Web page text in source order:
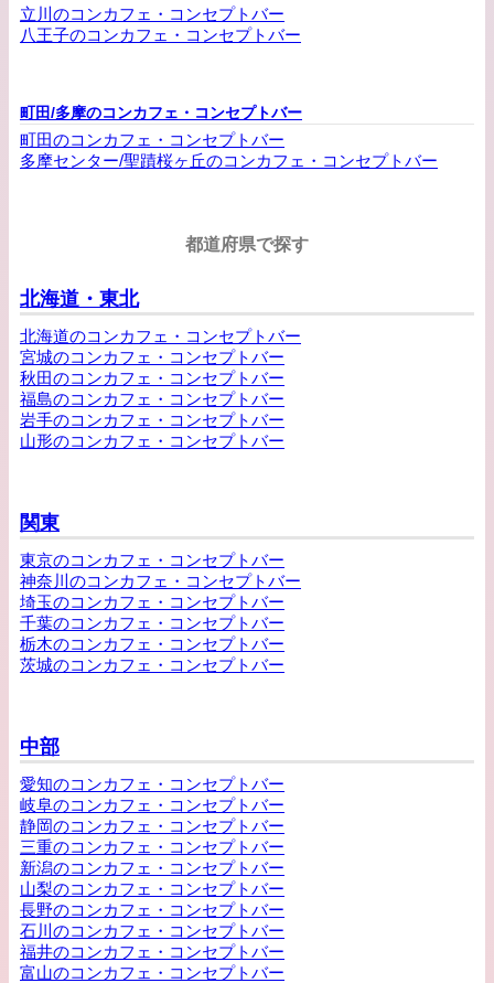
立川のコンカフェ・コンセプトバー
八王子のコンカフェ・コンセプトバー
町田/多摩のコンカフェ・コンセプトバー
町田のコンカフェ・コンセプトバー
多摩センター/聖蹟桜ヶ丘のコンカフェ・コンセプトバー
都道府県で探す
北海道・東北
北海道のコンカフェ・コンセプトバー
宮城のコンカフェ・コンセプトバー
秋田のコンカフェ・コンセプトバー
福島のコンカフェ・コンセプトバー
岩手のコンカフェ・コンセプトバー
山形のコンカフェ・コンセプトバー
関東
東京のコンカフェ・コンセプトバー
神奈川のコンカフェ・コンセプトバー
埼玉のコンカフェ・コンセプトバー
千葉のコンカフェ・コンセプトバー
栃木のコンカフェ・コンセプトバー
茨城のコンカフェ・コンセプトバー
中部
愛知のコンカフェ・コンセプトバー
岐阜のコンカフェ・コンセプトバー
静岡のコンカフェ・コンセプトバー
三重のコンカフェ・コンセプトバー
新潟のコンカフェ・コンセプトバー
山梨のコンカフェ・コンセプトバー
長野のコンカフェ・コンセプトバー
石川のコンカフェ・コンセプトバー
福井のコンカフェ・コンセプトバー
富山のコンカフェ・コンセプトバー